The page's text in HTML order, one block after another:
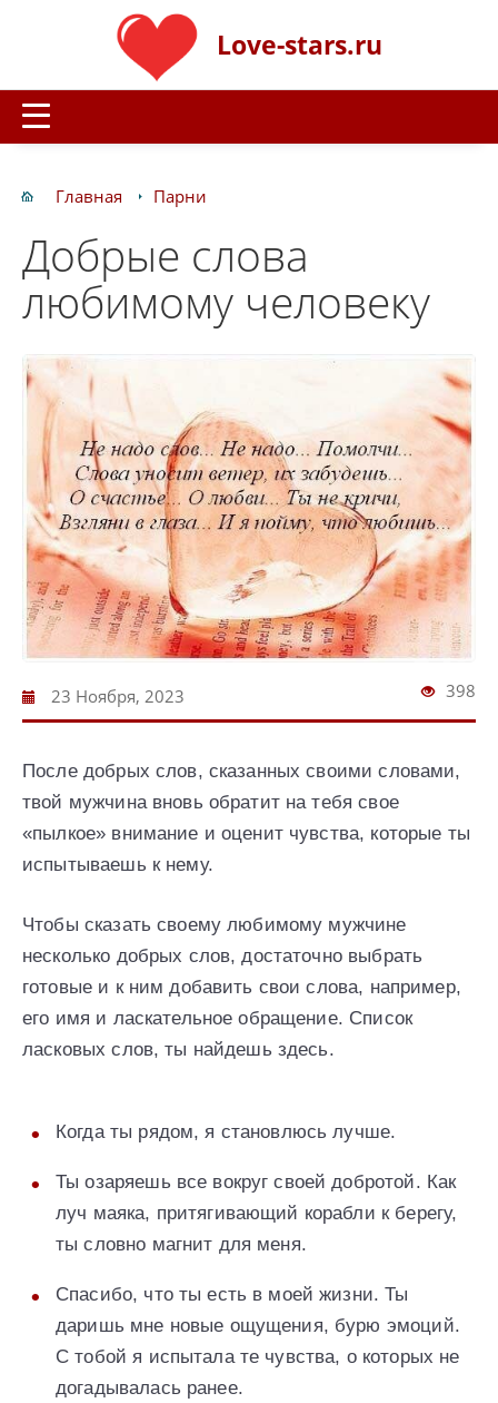
Love-stars.ru
Главная Парни
Добрые слова
любимому человеку
23 Ноября, 2023 398
После добрых слов, сказанных своими словами,
твой мужчина вновь обратит на тебя свое
«пылкое» внимание и оценит чувства, которые ты
испытываешь к нему.
Чтобы сказать своему любимому мужчине
несколько добрых слов, достаточно выбрать
готовые и к ним добавить свои слова, например,
его имя и ласкательное обращение. Список
ласковых слов, ты найдешь здесь.
Когда ты рядом, я становлюсь лучше.
Ты озаряешь все вокруг своей добротой. Как
луч маяка, притягивающий корабли к берегу,
ты словно магнит для меня.
Спасибо, что ты есть в моей жизни. Ты
даришь мне новые ощущения, бурю эмоций.
С тобой я испытала те чувства, о которых не
догадывалась ранее.